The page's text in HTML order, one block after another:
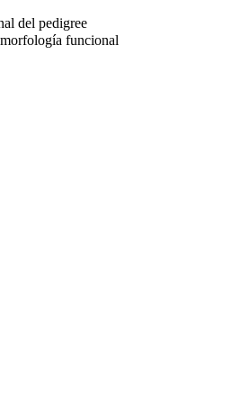
del pedigree
funcional